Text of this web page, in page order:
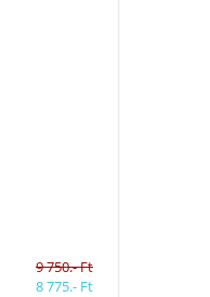
9 750.- Ft
8 775.- Ft